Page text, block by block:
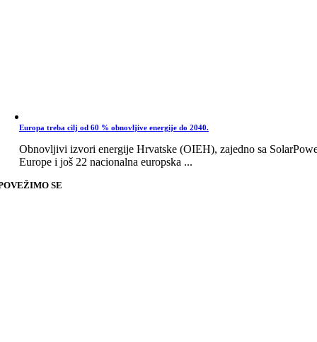
Europa treba cilj od 60 % obnovljive energije do 2040.
Obnovljivi izvori energije Hrvatske (OIEH), zajedno sa
Europe i još 22 nacionalna europska ...
SE